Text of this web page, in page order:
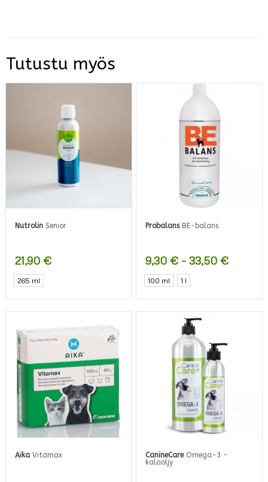
Tutustu myös
Nutrolin Senior
21,90 €
265 ml
ProbalansBE-balans
9,30 € – 33,50 €
33,50 €
100 ml 1 l
on
Aika Vitamax CanineCareOmega-3 -
kalaöljy